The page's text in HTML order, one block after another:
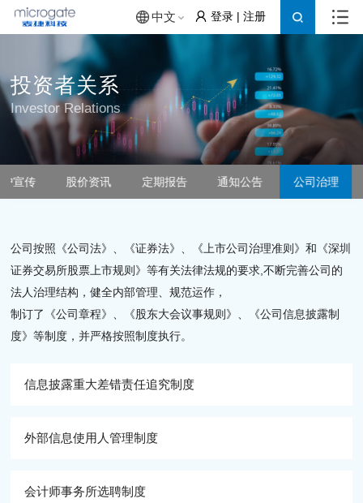
中文 登录| 注册
投资者关系
Investor Relations
宣传 股价资讯 定期报告 通知公告 公司治理
公司按照《公司法》、《证券法》、《上市公司治理准则》和《深圳
证券交易所股票上市规则》等有关法律法规的要求,不断完善公司的
法人治理结构，健全内部管理、规范运作，
制订了《公司章程》、《股东大会议事规则》、《公司信息披露制
度》等制度，并严格按照制度执行。
信息披露重大差错责任追究制度
外部信息使用人管理制度
会计师事务所选聘制度